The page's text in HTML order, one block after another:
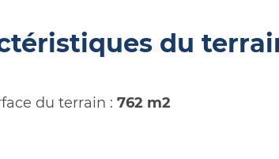
du
du terrain : 762 m2